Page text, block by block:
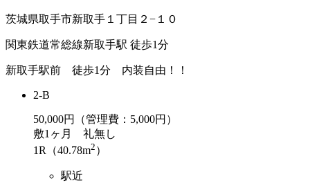
茨城県取手市新取手１丁目２−１０
関東鉄道常総線新取手駅 徒歩1分
新取手駅前 徒歩1分 内装自由！！
2-B
50,000円（管理費：5,000円）
敷1ヶ月 礼無し
1R（40.78m2 ）
駅近